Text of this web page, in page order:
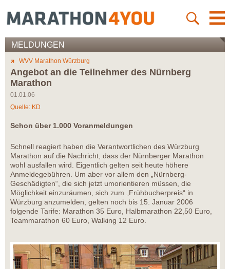
MELDUNGEN
WVV Marathon Würzburg
Angebot an die Teilnehmer des Nürnberg
Marathon
01.01.06
Quelle: KD
Schon über 1.000 Voranmeldungen
Schnell reagiert haben die Verantwortlichen des Würzburg
Marathon auf die Nachricht, dass der Nürnberger Marathon
wohl ausfallen wird. Eigentlich gelten seit heute höhere
Anmeldegebühren. Um aber vor allem den „Nürnberg-
Geschädigten“, die sich jetzt umorientieren müssen, die
Möglichkeit einzuräumen, sich zum „Frühbucherpreis“ in
Würzburg anzumelden, gelten noch bis 15. Januar 2006
folgende Tarife: Marathon 35 Euro, Halbmarathon 22,50 Euro,
Teammarathon 60 Euro, Walking 12 Euro.